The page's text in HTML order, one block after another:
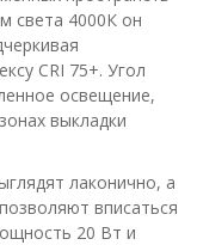
света 4000К он
CRI 75+. Угол
освещение,
выкладки
лаконично, а
вписаться
20 Вт и